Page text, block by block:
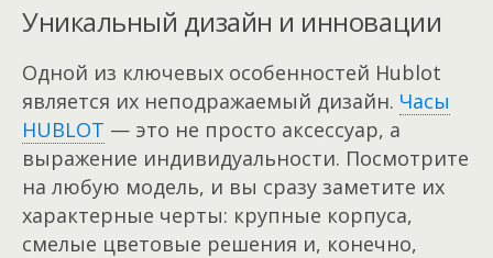
Уникальный дизайн и инновации
Одной из ключевых особенностей Hublot
является их неподражаемый дизайн. Часы
HUBLOT — это не просто аксессуар, а
выражение индивидуальности. Посмотрите
на любую модель, и вы сразу заметите их
характерные черты: крупные корпуса,
смелые цветовые решения и, конечно,